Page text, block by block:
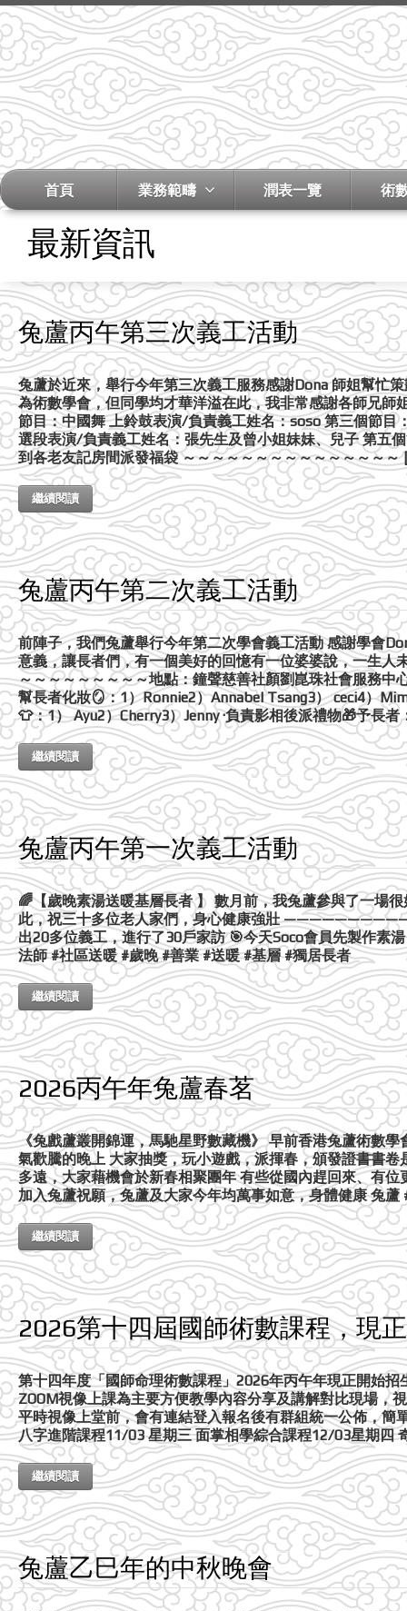
首頁 業務範疇 潤表一覽 術
最新資訊
兔蘆丙午第三次義工活動
兔蘆於近來，舉行今年第三次義工服務感謝Dona 師姐幫忙
為術數學會，但同學均才華洋溢在此，我非常感謝各師兄
節目：中國舞 上鈴鼓表演/負責義工姓名：soso 第三個節
選段表演/負責義工姓名：張先生及曾小姐妹妹、兒子 第五
到各老友記房間派發福袋 ～～～～～～～～～～～～～～～
繼續閱讀
兔蘆丙午第二次義工活動
前陣子，我們兔蘆舉行今年第二次學會義工活動 感謝學會
意義，讓長者們，有一個美好的回憶有一位婆婆說，一生
～～～～～～～～～地點：鐘聲慈善社顏劉崑珠社會服務中
幫長者化妝🪞：1）Ronnie2）Annabel Tsang3） ceci4）
👕：1） Ayu2）Cherry3）Jenny ·負責影相後派禮物🎁予長
繼續閱讀
兔蘆丙午第一次義工活動
🌈【歲晚素湯送暖基層長者 】 數月前，我兔蘆參與了一場
此，祝三十多位老人家們，身心健康強壯
出20多位義工，進行了30戶家訪 🎯今天Soco會員先製作素
法師 #社區送暖 #歲晚 #善業 #送暖 #基層 #獨居長者
繼續閱讀
2026丙午年兔蘆春茗
《兔戲蘆叢開錦運，馬馳星野數藏機》 早前香港兔蘆術數
氣歡騰的晚上 大家抽獎，玩小遊戲，派揮春，頒發證書書
多遠，大家藉機會於新春相聚團年 有些從國內趕回來、有
加入兔蘆祝願，兔蘆及大家今年均萬事如意，身體健康 兔蘆
繼續閱讀
2026第十四屆國師術數課程，現
第十四年度「國師命理術數課程」2026年丙午年現正開始
ZOOM視像上課為主要方便教學內容分享及講解對比現場，
平時視像上堂前，會有連結登入報名後有群組統一公佈
八字進階課程11/03 星期三 面掌相學綜合課程12/03星期四
繼續閱讀
兔蘆乙巳年的中秋晚會